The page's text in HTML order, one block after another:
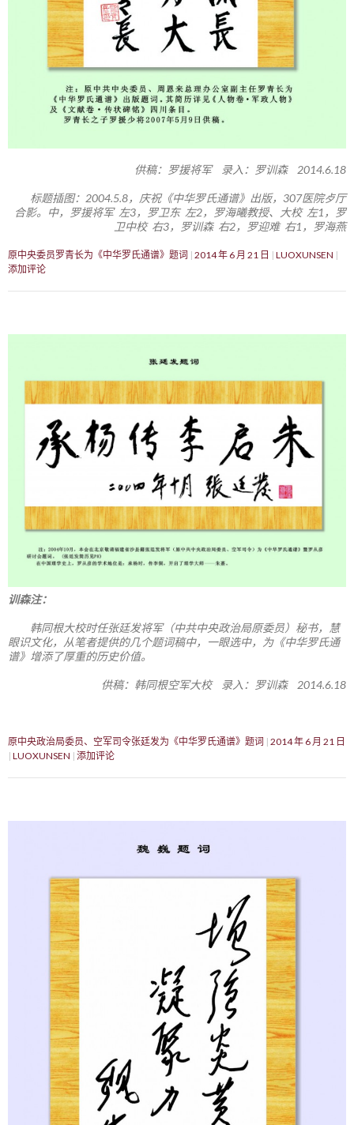
供稿：罗援将军 录入：罗训森 2014.6.18
标题插图：2004.5.8，庆祝《中华罗氏通谱》出版，307医院歺厅
合影。中，罗援将军 左3，罗卫东 左2，罗海曦教授、大校 左1，罗
卫中校 右3，罗训森 右2，罗迎难 右1，罗海燕
原中央委员罗青长为《中华罗氏通谱》题词 2014 年 6 月 21 日
LUOXUNSEN
添加评论
训森注：
韩同根大校时任张廷发将军（中共中央政治局原委员）秘书，慧
眼识文化，从笔者提供的几个题词稿中，一眼选中，为《中华罗氏通
谱》增添了厚重的历史价值。
供稿：韩同根空军大校 录入：罗训森 2014.6.18
原中央政治局委员、空军司令张廷发为《中华罗氏通谱》题词 2014 年 6 月 21 日
LUOXUNSEN 添加评论